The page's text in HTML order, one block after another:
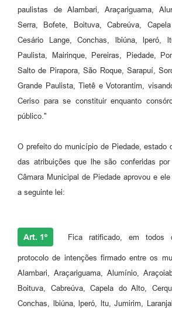
paulistas de Alambari, Araçariguama,
Serra, Bofete, Boituva, Cabreúva,
Cesário Lange, Conchas, lbiúna, lperó,
Paulista, Mairinque, Pereiras, Piedade,
Salto de Pirapora, São Roque, Sarapuí,
Grande Paulista, Tietê e Votorantim,
Ceriso para se constituir enquanto
público."
O prefeito do município de Piedade, estado
das atribuições que lhe são conferidas
Câmara Municipal de Piedade aprovou e
a seguinte lei:
Art. 1º Fica ratificado, em todos
protocolo de intenções firmado entre os
Alambari, Araçariguama, Alumínio,
Boituva, Cabreúva, Capela do Alto,
Conchas, lbiúna, lperó, ltu, Jumirim,